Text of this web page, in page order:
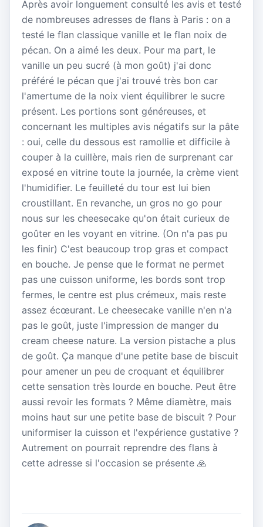
Après avoir longuement consulté les avis et testé
de nombreuses adresses de flans à Paris : on a
testé le flan classique vanille et le flan noix de
pécan. On a aimé les deux. Pour ma part, le
vanille un peu sucré (à mon goût) j'ai donc
préféré le pécan que j'ai trouvé très bon car
l'amertume de la noix vient équilibrer le sucre
présent. Les portions sont généreuses, et
concernant les multiples avis négatifs sur la pâte
: oui, celle du dessous est ramollie et difficile à
couper à la cuillère, mais rien de surprenant car
exposé en vitrine toute la journée, la crème vient
l'humidifier. Le feuilleté du tour est lui bien
croustillant. En revanche, un gros no go pour
nous sur les cheesecake qu'on était curieux de
goûter en les voyant en vitrine. (On n'a pas pu
les finir) C'est beaucoup trop gras et compact
en bouche. Je pense que le format ne permet
pas une cuisson uniforme, les bords sont trop
fermes, le centre est plus crémeux, mais reste
assez écœurant. Le cheesecake vanille n'en n'a
pas le goût, juste l'impression de manger du
cream cheese nature. La version pistache a plus
de goût. Ça manque d'une petite base de biscuit
pour amener un peu de croquant et équilibrer
cette sensation très lourde en bouche. Peut être
aussi revoir les formats ? Même diamètre, mais
moins haut sur une petite base de biscuit ? Pour
uniformiser la cuisson et l'expérience gustative ?
Autrement on pourrait reprendre des flans à
cette adresse si l'occasion se présente 🙏